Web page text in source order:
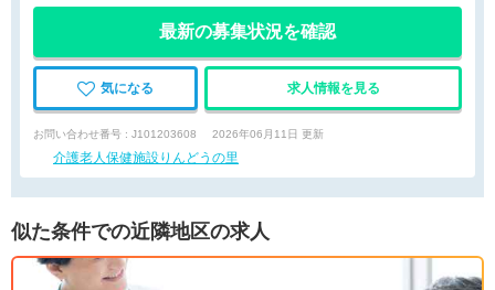
最新の募集状況を確認
気になる 求人情報を見る
お問い合わせ番号 : J101203608 2026年06月11日 更新
介護老人保健施設りんどうの里
似た条件での近隣地区の求人